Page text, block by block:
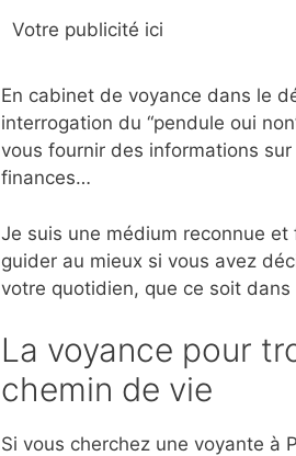
Votre publicité ici
En cabinet de voyance dans le
interrogation du “pendule oui
vous fournir des informations sur
finances…
Je suis une médium reconnue
guider au mieux si vous avez
votre quotidien, que ce soit
La voyance pour
chemin de vie
Si vous cherchez une voyante à